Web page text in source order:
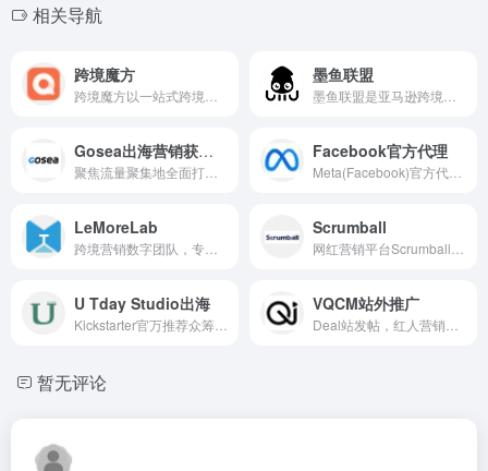
相关导航
跨境魔方 墨鱼联盟
Gosea出海营销获客系统 Facebook官方代理
LeMoreLab Scrumball
U Tday Studio出海 VQCM站外推广
暂无评论